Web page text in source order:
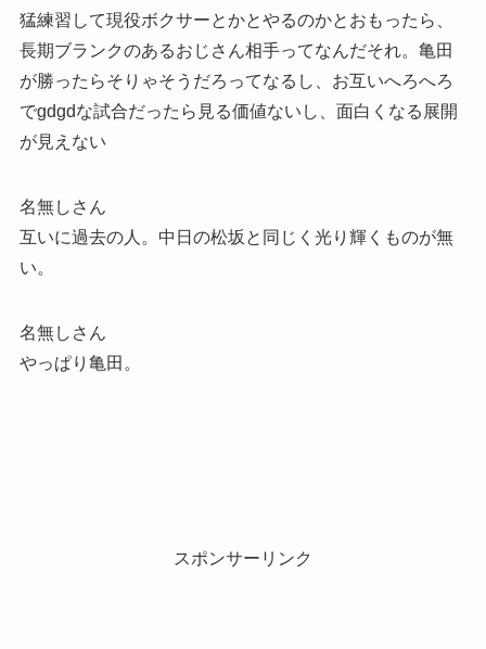
猛練習して現役ボクサーとかとやるのかとおもったら、
長期ブランクのあるおじさん相手ってなんだそれ。亀田
が勝ったらそりゃそうだろってなるし、お互いへろへろ
でgdgdな試合だったら見る価値ないし、面白くなる展開
が見えない
名無しさん
互いに過去の人。中日の松坂と同じく光り輝くものが無
い。
名無しさん
やっぱり亀田。
スポンサーリンク